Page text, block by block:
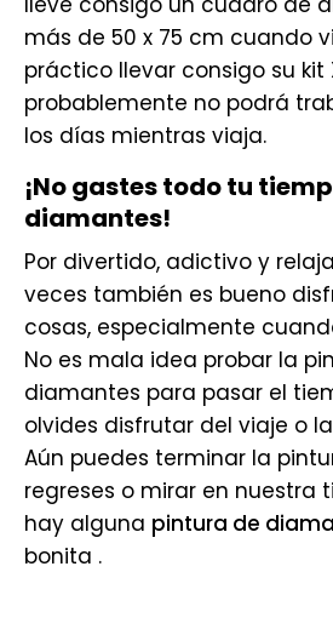
más de 50 x 75 cm cuando
práctico llevar consigo su kit
probablemente no podrá
los días mientras viaja.
¡No gastes todo tu
diamantes!
Por divertido, adictivo y
veces también es bueno
cosas, especialmente
No es mala idea probar la
diamantes para pasar el
olvides disfrutar del viaje o
Aún puedes terminar la
regreses o mirar en nuestra
hay alguna pintura de
bonita .